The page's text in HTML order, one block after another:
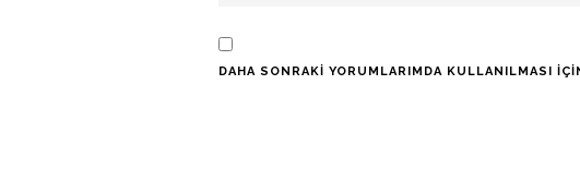
DAHA SONRAKI YORUMLARIMDA KULLANILMASI